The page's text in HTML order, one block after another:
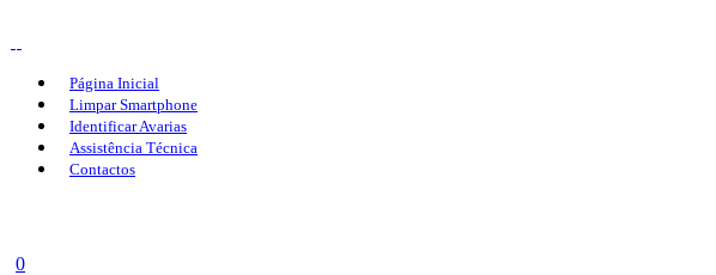
Página Inicial
Limpar Smartphone
Identificar Avarias
Assistência Técnica
Contactos
0